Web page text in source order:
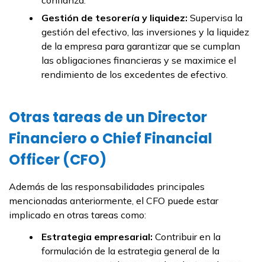
Gestión de tesorería y liquidez: Supervisa la
gestión del efectivo, las inversiones y la liquidez
de la empresa para garantizar que se cumplan
las obligaciones financieras y se maximice el
rendimiento de los excedentes de efectivo.
Otras tareas de un Director
Financiero o Chief Financial
Officer (CFO)
Además de las responsabilidades principales
mencionadas anteriormente, el CFO puede estar
implicado en otras tareas como:
Estrategia empresarial: Contribuir en la
formulación de la estrategia general de la